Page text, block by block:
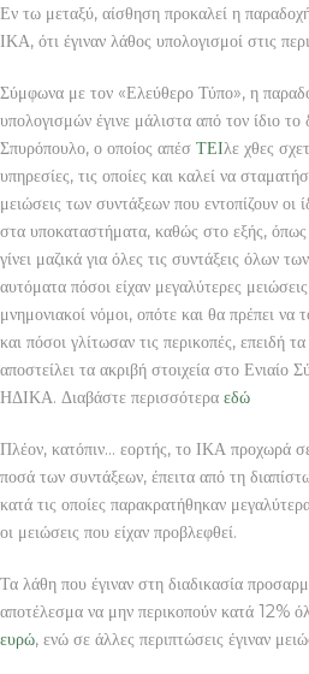
Εν τω μεταξύ, αίσθηση προκαλεί η
ΙΚΑ, ότι έγιναν λάθος υπολογισμοί στις
Σύμφωνα με τον «Ελεύθερο Τύπο», η
υπολογισμών έγινε μάλιστα από τον ίδιο
Σπυρόπουλο, ο οποίος απέσ ΤΕΙλε χθες
υπηρεσίες, τις οποίες και καλεί να
μειώσεις των συντάξεων που εντοπίζουν οι
στα υποκαταστήματα, καθώς στο εξής, όπως
γίνει μαζικά για όλες τις συντάξεις όλων
αυτόματα πόσοι είχαν μεγαλύτερες
μνημονιακοί νόμοι, οπότε και θα πρέπει
και πόσοι γλίτωσαν τις περικοπές, επειδή
αποστείλει τα ακριβή στοιχεία στο
ΗΔΙΚΑ. Διαβάστε περισσότερα εδώ
Πλέον, κατόπιν… εορτής, το ΙΚΑ προχωρά
ποσά των συντάξεων, έπειτα από τη
κατά τις οποίες παρακρατήθηκαν
οι μειώσεις που είχαν προβλεφθεί.
Τα λάθη που έγιναν στη διαδικασία
αποτέλεσμα να μην περικοπούν κατά 12%
ευρώ, ενώ σε άλλες περιπτώσεις έγιναν